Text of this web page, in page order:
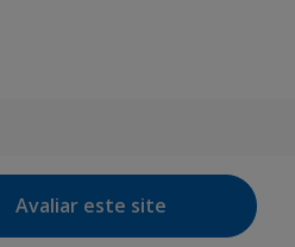
Avaliar este site